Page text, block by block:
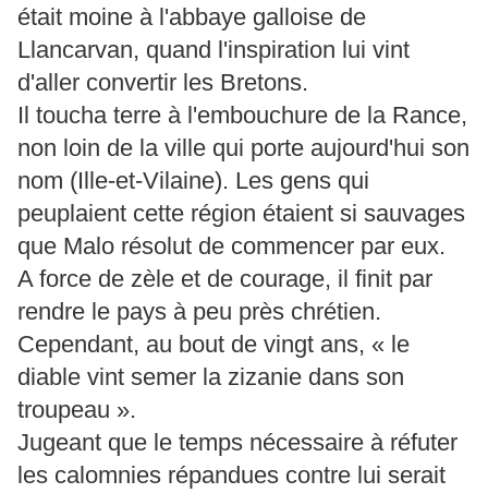
était moine à l'abbaye galloise de
Llancarvan, quand l'inspiration lui vint
d'aller convertir les Bretons.
Il toucha terre à l'embouchure de la Rance,
non loin de la ville qui porte aujourd'hui son
nom (Ille-et-Vilaine). Les gens qui
peuplaient cette région étaient si sauvages
que Malo résolut de commencer par eux.
A force de zèle et de courage, il finit par
rendre le pays à peu près chrétien.
Cependant, au bout de vingt ans, « le
diable vint semer la zizanie dans son
troupeau ».
Jugeant que le temps nécessaire à réfuter
les calomnies répandues contre lui serait